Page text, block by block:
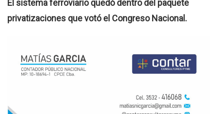
El sistema ferroviario quedó dentro del paquete
privatizaciones que votó el Congreso Nacional.